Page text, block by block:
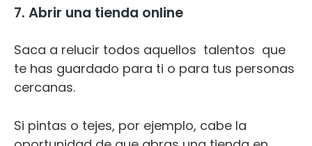
7. Abrir una tienda online
Saca a relucir todos aquellos talentos que
te has guardado para ti o para tus personas
cercanas.
Si pintas o tejes, por ejemplo, cabe la